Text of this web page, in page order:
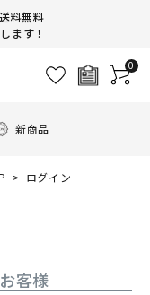
料無料
ます！
0
新商品
ログイン
客様